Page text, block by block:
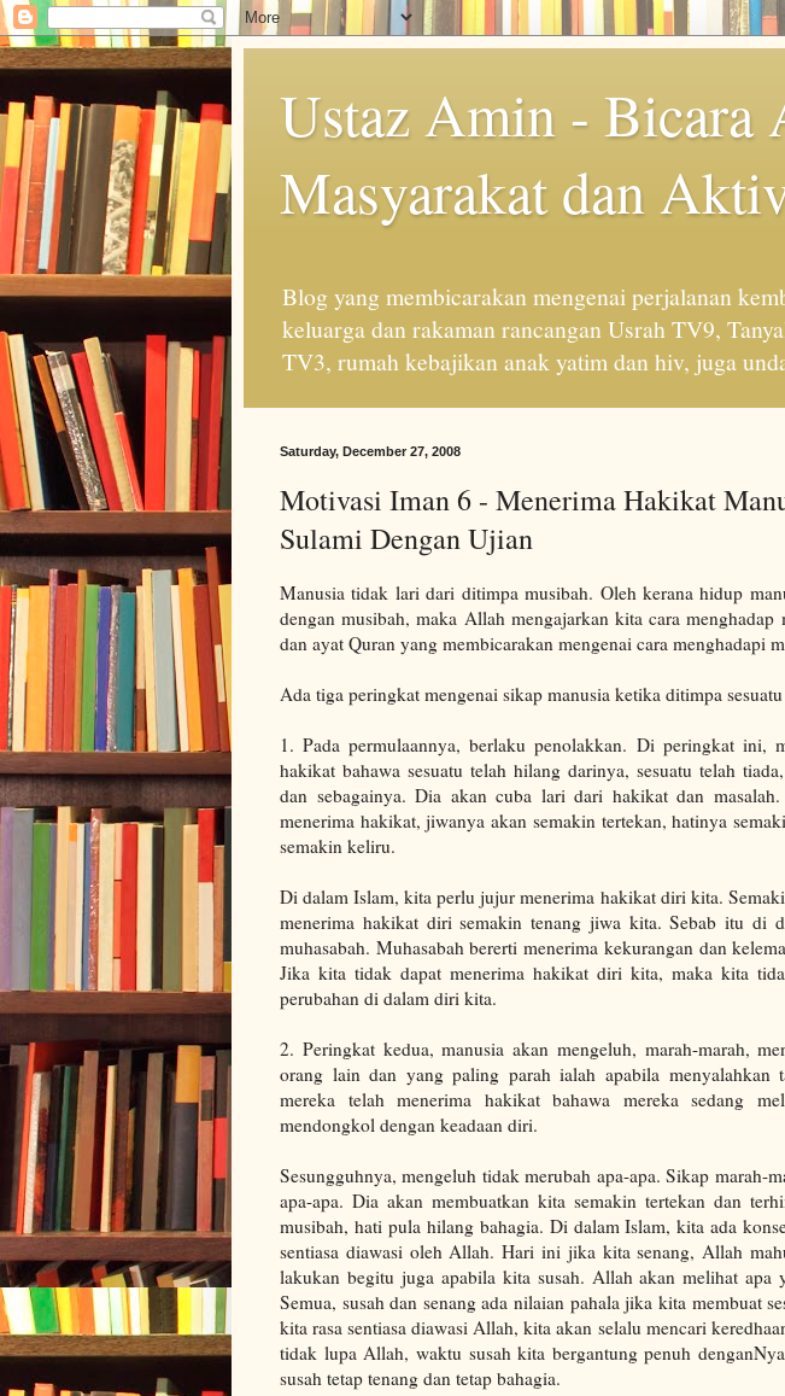
Ustaz Amin - Bicara
Masyarakat dan
Blog yang membicarakan mengenai perjalanan
keluarga dan rakaman rancangan Usrah TV9,
TV3, rumah kebajikan anak yatim dan hiv, juga
Saturday, December 27, 2008
Motivasi Iman 6 - Menerima Hakikat
Sulami Dengan Ujian
Manusia tidak lari dari ditimpa musibah. Oleh kerana hidup
dengan musibah, maka Allah mengajarkan kita cara menghadap
dan ayat Quran yang membicarakan mengenai cara menghadapi
Ada tiga peringkat mengenai sikap manusia ketika ditimpa
1. Pada permulaannya, berlaku penolakkan. Di peringkat ini,
hakikat bahawa sesuatu telah hilang darinya, sesuatu telah
dan sebagainya. Dia akan cuba lari dari hakikat dan
menerima hakikat, jiwanya akan semakin tertekan, hatinya
semakin keliru.
Di dalam Islam, kita perlu jujur menerima hakikat diri kita.
menerima hakikat diri semakin tenang jiwa kita. Sebab itu di
muhasabah. Muhasabah bererti menerima kekurangan dan
Jika kita tidak dapat menerima hakikat diri kita, maka kita
perubahan di dalam diri kita.
2. Peringkat kedua, manusia akan mengeluh, marah-marah,
orang lain dan yang paling parah ialah apabila menyalahkan
mereka telah menerima hakikat bahawa mereka sedang
mendongkol dengan keadaan diri.
Sesungguhnya, mengeluh tidak merubah apa-apa. Sikap marah-
apa-apa. Dia akan membuatkan kita semakin tertekan dan
musibah, hati pula hilang bahagia. Di dalam Islam, kita ada
sentiasa diawasi oleh Allah. Hari ini jika kita senang, Allah
lakukan begitu juga apabila kita susah. Allah akan melihat apa
Semua, susah dan senang ada nilaian pahala jika kita membuat
kita rasa sentiasa diawasi Allah, kita akan selalu mencari
tidak lupa Allah, waktu susah kita bergantung penuh
susah tetap tenang dan tetap bahagia.